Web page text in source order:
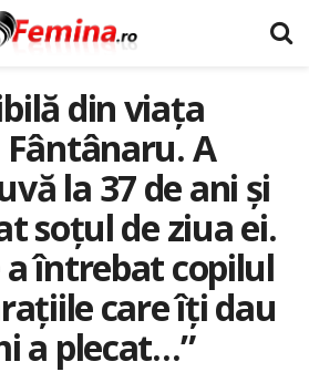
din viața
A
la 37 de ani şi
soţul de ziua ei.
a întrebat copilul
care îți dau
a plecat…”